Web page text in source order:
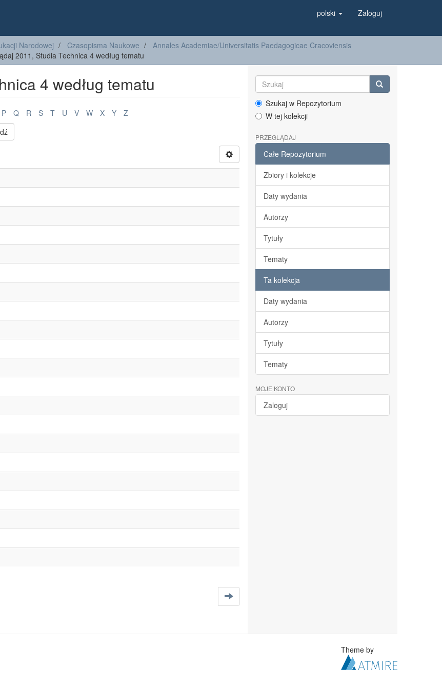
polski Zaloguj
Narodowej Czasopisma Naukowe
Annales Academiae/Universitatis Paedagogicae Cracoviensis
2011, Studia Technica 4 według tematu
4 według tematu
P Q R S T U V W X Y
Z
Szukaj w Repozytorium
W tej kolekcji
PRZEGLĄDAJ
Całe Repozytorium
Zbiory i kolekcje
Daty wydania
Autorzy
Tytuły
Tematy
Ta kolekcja
Daty wydania
Autorzy
Tytuły
Tematy
MOJE KONTO
Zaloguj
Theme by